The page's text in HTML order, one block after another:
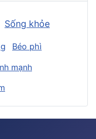
Sống khỏe
Béo phì
mạnh